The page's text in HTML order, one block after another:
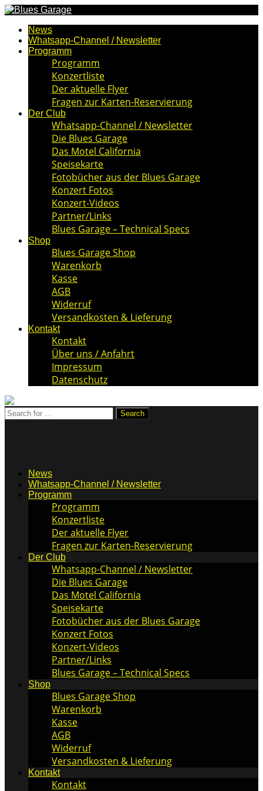
News
Whatsapp-Channel / Newsletter
Programm
Programm
Konzertliste
Der aktuelle Flyer
Fragen zur Karten-Reservierung
Der Club
Whatsapp-Channel / Newsletter
Die Blues Garage
Das Motel California
Speisekarte
Fotobücher aus der Blues Garage
Konzert Fotos
Konzert-Videos
Partner/Links
Blues Garage – Technical Specs
Shop
Blues Garage Shop
Warenkorb
Kasse
AGB
Widerruf
Versandkosten & Lieferung
Kontakt
Kontakt
Über uns / Anfahrt
Impressum
Datenschutz
News
Whatsapp-Channel / Newsletter
Programm
Programm
Konzertliste
Der aktuelle Flyer
Fragen zur Karten-Reservierung
Der Club
Whatsapp-Channel / Newsletter
Die Blues Garage
Das Motel California
Speisekarte
Fotobücher aus der Blues Garage
Konzert Fotos
Konzert-Videos
Partner/Links
Blues Garage – Technical Specs
Shop
Blues Garage Shop
Warenkorb
Kasse
AGB
Widerruf
Versandkosten & Lieferung
Kontakt
Kontakt